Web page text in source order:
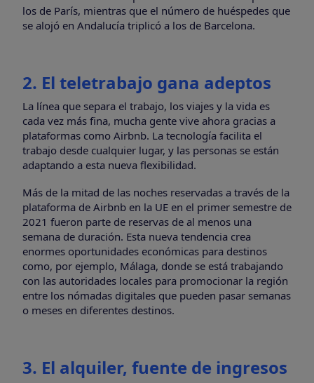
los de París, mientras que el número de huéspedes que
se alojó en Andalucía triplicó a los de Barcelona.
2. El teletrabajo gana adeptos
La línea que separa el trabajo, los viajes y la vida es
cada vez más fina, mucha gente vive ahora gracias a
plataformas como Airbnb. La tecnología facilita el
trabajo desde cualquier lugar, y las personas se están
adaptando a esta nueva flexibilidad.
Más de la mitad de las noches reservadas a través de la
plataforma de Airbnb en la UE en el primer semestre de
2021 fueron parte de reservas de al menos una
semana de duración. Esta nueva tendencia crea
enormes oportunidades económicas para destinos
como, por ejemplo, Málaga, donde se está trabajando
con las autoridades locales para promocionar la región
entre los nómadas digitales que pueden pasar semanas
o meses en diferentes destinos.
3. El alquiler, fuente de ingresos